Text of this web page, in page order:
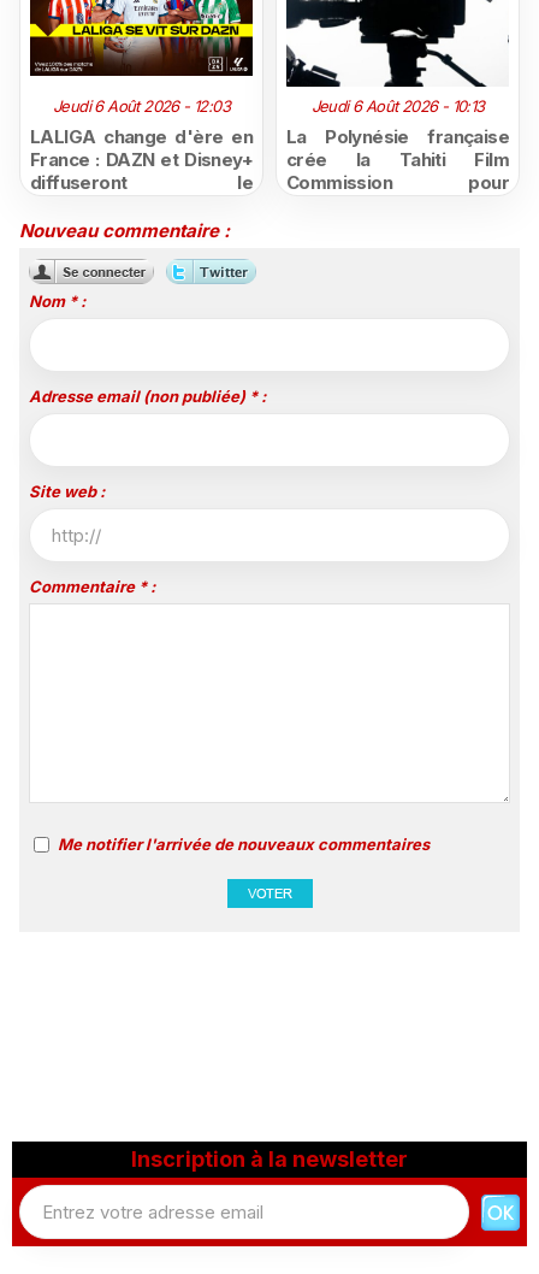
Jeudi 6 Août 2026 - 12:03
LALIGA change d'ère en
France : DAZN et Disney+
diffuseront le
jusqu'en 2029, un revers
Jeudi 6 Août 2026 - 10:13
La Polynésie française
crée la Tahiti Film
Commission pour
Nouveau commentaire :
Nom * :
Adresse email (non publiée) * :
Site web :
Commentaire * :
Me notifier l'arrivée de nouveaux commentaires
Inscription à la newsletter